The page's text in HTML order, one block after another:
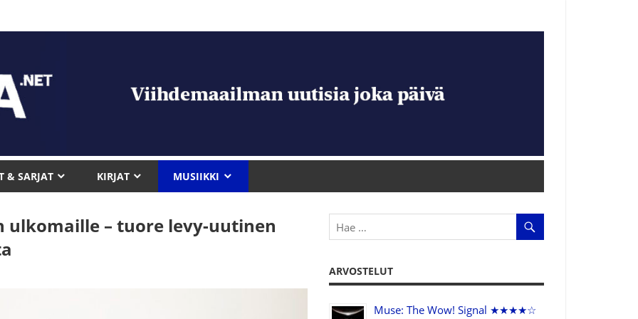
& SARJAT KIRJAT MUSIIKKI
– tuore levy-uutinen
ARVOSTELUT
Muse: The Wow! Signal ★★★★☆